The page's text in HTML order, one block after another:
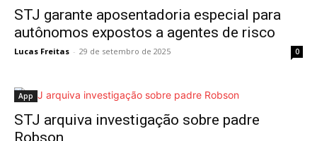
STJ garante aposentadoria especial para
autônomos expostos a agentes de risco
Lucas Freitas - 29 de setembro de 2025 0
App
STJ arquiva investigação sobre padre